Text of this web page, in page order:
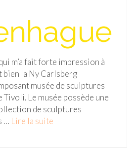
m’a fait forte impression à
bien la Ny Carlsberg
musée de sculptures
Tivoli. Le musée possède une
de sculptures
… Lire la suite­­